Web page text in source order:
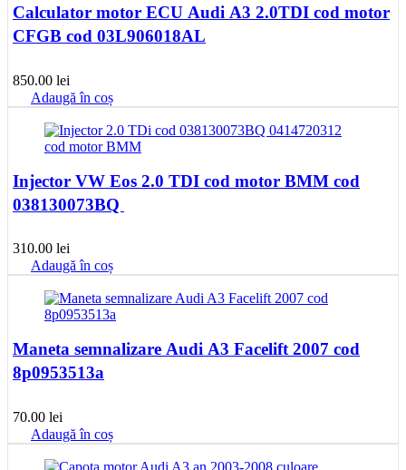
Calculator motor ECU Audi A3 2.0TDI cod motor
CFGB cod 03L906018AL
850.00 lei
Adaugă în coș
Injector VW Eos 2.0 TDI cod motor BMM cod
038130073BQ
310.00 lei
Adaugă în coș
Maneta semnalizare Audi A3 Facelift 2007 cod
8p0953513a
70.00 lei
Adaugă în coș